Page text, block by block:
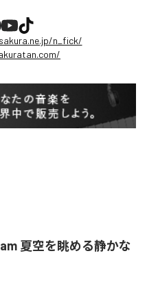
n_fick/
夏空を眺める静かな